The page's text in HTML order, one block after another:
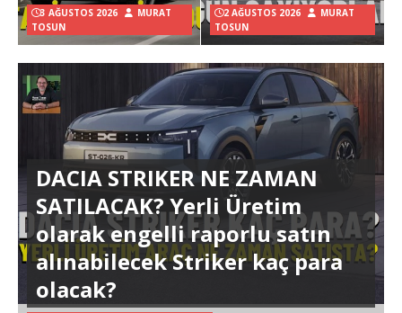
3 AĞUSTOS 2026
MURAT
TOSUN
2 AĞUSTOS 2026
MURAT
TOSUN
DACIA STRIKER NE ZAMAN
SATILACAK? Yerli Üretim
olarak engelli raporlu satın
alınabilecek Striker kaç para
olacak?